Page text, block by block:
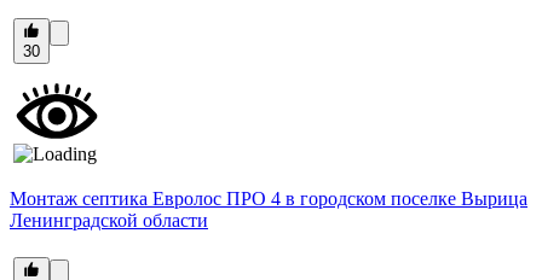
30
Монтаж септика Евролос ПРО 4 в городском поселке Вырица
Ленинградской области